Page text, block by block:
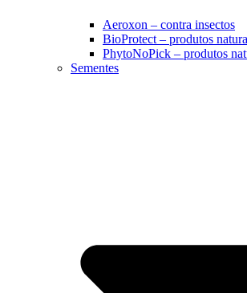
Aeroxon – contra insectos
BioProtect – produtos
PhytoNoPick – produtos
Sementes